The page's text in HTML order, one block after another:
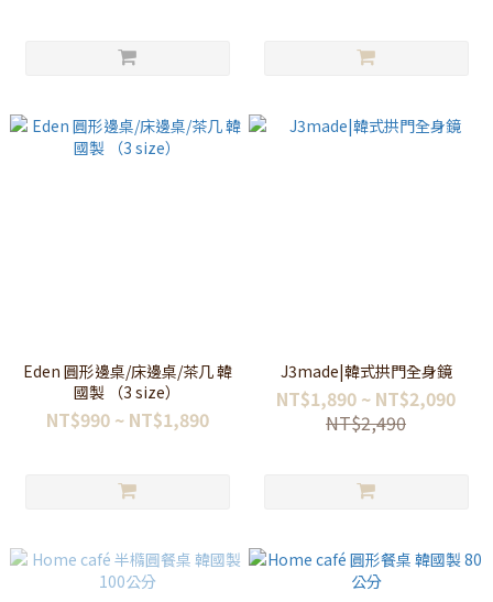
Eden 圓形邊桌/床邊桌/茶几 韓
國製 （3 size）
NT$990 ~ NT$1,890
J3made|韓式拱門全身鏡
NT$1,890 ~ NT$2,090
NT$2,490